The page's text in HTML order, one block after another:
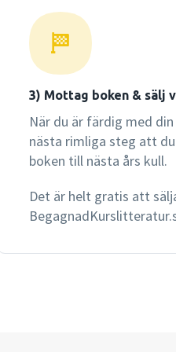
3) Mottag boken & sälj
När du är färdig med
nästa rimliga steg att
boken till nästa års kull.
Det är helt gratis att